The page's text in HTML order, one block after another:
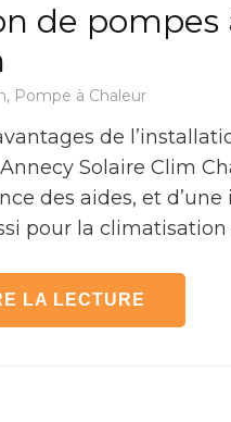
de pompes
, Pompe à Chaleur
de
Solaire Clim
des aides, et
pour la
LA LECTURE